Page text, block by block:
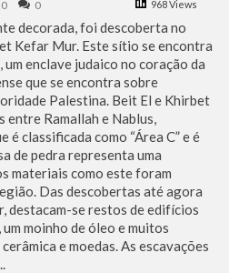
968 Views
0
decorada, foi descoberta no
Kefar Mur. Este sítio se encontra
enclave judaico no coração da
que se encontra sobre
Palestina. Beit El e Khirbet
Ramallah e Nablus,
é classificada como “Área C” e é
de pedra representa uma
materiais como este foram
Das descobertas até agora
destacam-se restos de edifícios
moinho de óleo e muitos
e moedas. As escavações